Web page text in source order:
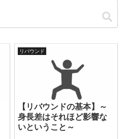
リバウンド
【リバウンドの基本】～
身長差はそれほど影響な
いということ～